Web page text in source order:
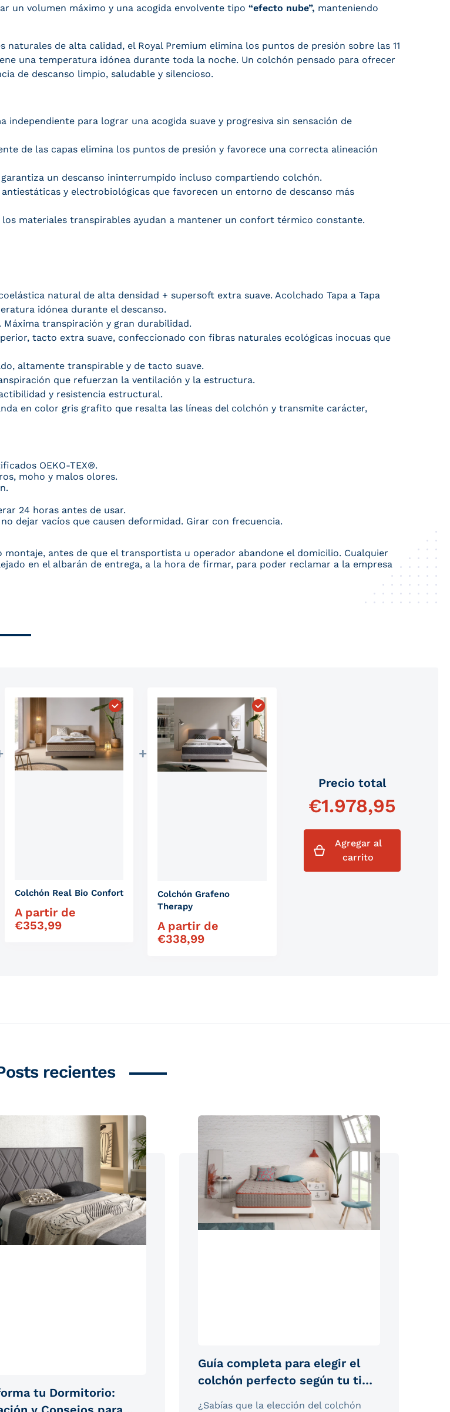
un volumen máximo y una acogida envolvente tipo “efecto nube”, manteniendo
naturales de alta calidad, el Royal Premium elimina los puntos de presión sobre las 11
una temperatura idónea durante toda la noche. Un colchón pensado para ofrecer
de descanso limpio, saludable y silencioso.
independiente para lograr una acogida suave y progresiva sin sensación de
de las capas elimina los puntos de presión y favorece una correcta alineación
un descanso ininterrumpido incluso compartiendo colchón.
y electrobiológicas que favorecen un entorno de descanso más
los materiales transpirables ayudan a mantener un confort térmico constante.
natural de alta densidad + supersoft extra suave. Acolchado Tapa a Tapa
idónea durante el descanso.
transpiración y gran durabilidad.
tacto extra suave, confeccionado con fibras naturales ecológicas inocuas que
altamente transpirable y de tacto suave.
que refuerzan la ventilación y la estructura.
y resistencia estructural.
en color gris grafito que resalta las líneas del colchón y transmite carácter,
OEKO-TEX®.
moho y malos olores.
24 horas antes de usar.
dejar vacíos que causen deformidad. Girar con frecuencia.
antes de que el transportista u operador abandone el domicilio. Cualquier
en el albarán de entrega, a la hora de firmar, para poder reclamar a la empresa
Biotherapy" Elegir "Colchón Real Bio Confort"
Colchón Real Bio Confort
Precio habitual
A partir de
€353,99
Elegir "Colchón Grafeno Therapy"
Colchón Grafeno
Therapy
Precio habitual
A partir de
€338,99
Precio total
€1.978,95
Agregar al
carrito
recientes
tu Dormitorio:
Guía completa para elegir el
colchón perfecto según tu tipo
¿Sabías que la elección del colchón